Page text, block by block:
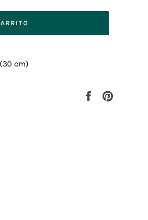
cm)
Compartir